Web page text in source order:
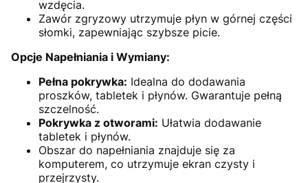
wzdęcia.
Zawór zgryzowy utrzymuje płyn w górnej części
słomki, zapewniając szybsze picie.
Opcje Napełniania i Wymiany:
Pełna pokrywka: Idealna do dodawania
proszków, tabletek i płynów. Gwarantuje pełną
szczelność.
Pokrywka z otworami: Ułatwia dodawanie
tabletek i płynów.
Obszar do napełniania znajduje się za
komputerem, co utrzymuje ekran czysty i
przejrzysty.